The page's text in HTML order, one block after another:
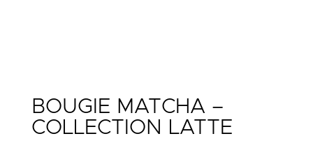
BOUGIE MATCHA –
COLLECTION LATTE